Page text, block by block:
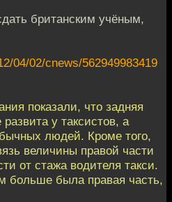
британским учёным,
04/02/cnews/562949983419
показали, что задняя
у таксистов, а
людей. Кроме того,
величины правой части
от стажа водителя такси.
больше была правая часть,